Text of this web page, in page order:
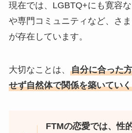
現在では、LGBTQ+にも寛容
や専門コミュニティなど、さ
が存在しています。
大切なことは、 自分に合った
せず自然体で関係を築いてい
FTMの恋愛では、性